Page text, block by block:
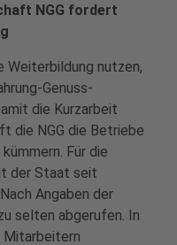
NGG fordert
Weiterbildung nutzen,
Genuss-
die Kurzarbeit
die NGG die Betriebe
Für die
der Staat seit
Angaben der
selten abgerufen. In
Mitarbeitern